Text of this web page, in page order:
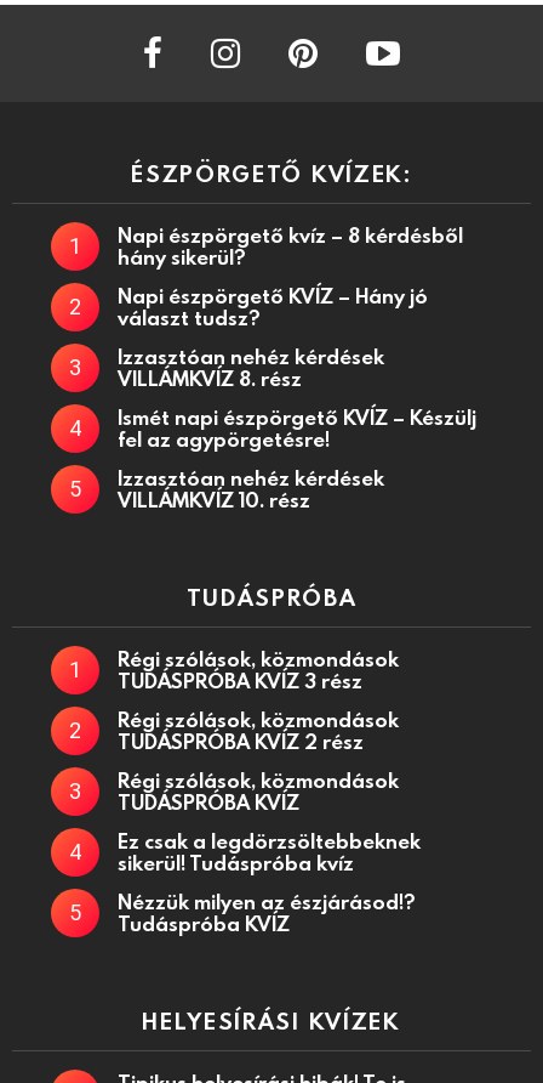
facebook instagram
ÉSZPÖRGETŐ KVÍZEK:
Napi észpörgető kvíz – 8 kérdésből
hány sikerül?
Napi észpörgető KVÍZ – Hány jó
választ tudsz?
Izzasztóan nehéz kérdések
VILLÁMKVÍZ 8. rész
Ismét napi észpörgető KVÍZ – Készülj
fel az agypörgetésre!
Izzasztóan nehéz kérdések
VILLÁMKVÍZ 10. rész
TUDÁSPRÓBA
Régi szólások, közmondások
TUDÁSPRÓBA KVÍZ 3 rész
Régi szólások, közmondások
TUDÁSPRÓBA KVÍZ 2 rész
Régi szólások, közmondások
TUDÁSPRÓBA KVÍZ
Ez csak a legdörzsöltebbeknek
sikerül! Tudáspróba kvíz
Nézzük milyen az észjárásod!?
Tudáspróba KVÍZ
HELYESÍRÁSI KVÍZEK